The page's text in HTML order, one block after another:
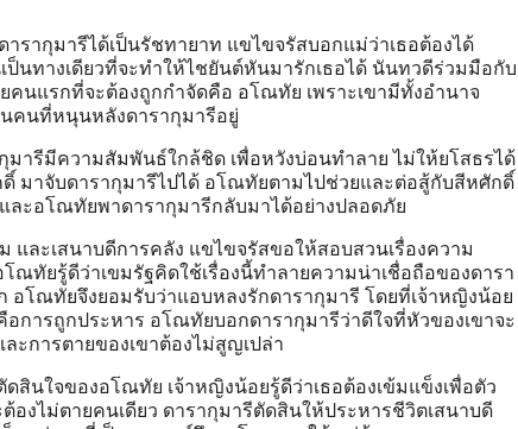
รากุมารีได้เป็นรัชทายาท แขไขจรัสบอกแม่ว่าเธอต้องได้
ป็นทางเดียวที่จะทำให้ไชยันต์หันมารักเธอได้ นันทวดีร่วมมือกับ
คนแรกที่จะต้องถูกกำจัดคือ อโณทัย เพราะเขามีทั้งอำนาจ
นคนที่หนุนหลังดารากุมารีอยู่
ารีมีความสัมพันธ์ใกล้ชิด เพื่อหวังบ่อนทำลาย ไม่ให้ยโสธรได้
มาจับดารากุมารีไปได้ อโณทัยตามไปช่วยและต่อสู้กับสีหศักดิ์
ละอโณทัยพาดารากุมารีกลับมาได้อย่างปลอดภัย
ละเสนาบดีการคลัง แขไขจรัสขอให้สอบสวนเรื่องความ
ทัยรู้ดีว่าเขมรัฐคิดใช้เรื่องนี้ทำลายความน่าเชื่อถือของดารา
อโณทัยจึงยอมรับว่าแอบหลงรักดารากุมารี โดยที่เจ้าหญิงน้อย
อการถูกประหาร อโณทัยบอกดารากุมารีว่าดีใจที่หัวของเขาจะ
ะการตายของเขาต้องไม่สูญเปล่า
สินใจของอโณทัย เจ้าหญิงน้อยรู้ดีว่าเธอต้องเข้มแข็งเพื่อตัว
องไม่ตายคนเดียว ดารากุมารีตัดสินให้ประหารชีวิตเสนาบดี